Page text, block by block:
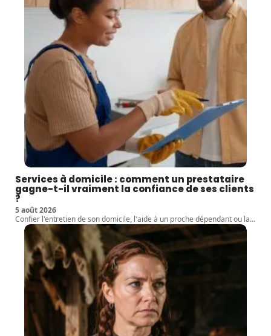
Services à domicile : comment un prestataire
gagne-t-il vraiment la confiance de ses clients
?
5 août 2026
Confier l'entretien de son domicile, l'aide à un proche dépendant ou la…